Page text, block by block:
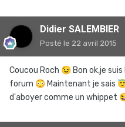
Didier SALEMBIER
Posté le 22 avril 2015
Coucou Roch 😉 Bon ok,je
forum 😳 Maintenant je sais
d'aboyer comme un whippet